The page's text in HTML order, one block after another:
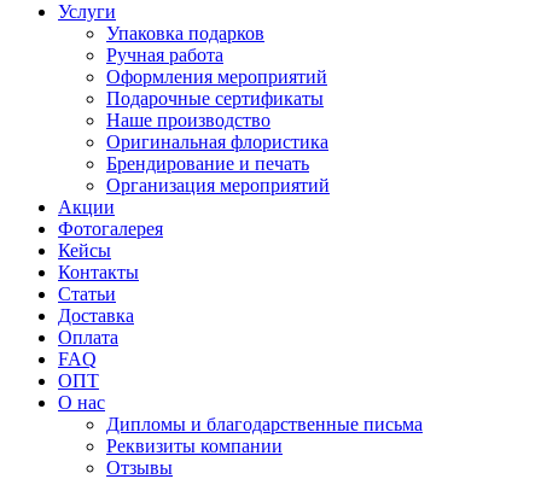
Услуги
Упаковка подарков
Ручная работа
Оформления мероприятий
Подарочные сертификаты
Наше производство
Оригинальная флористика
Брендирование и печать
Организация мероприятий
Акции
Фотогалерея
Кейсы
Контакты
Статьи
Доставка
Оплата
FAQ
ОПТ
О нас
Дипломы и благодарственные письма
Реквизиты компании
Отзывы